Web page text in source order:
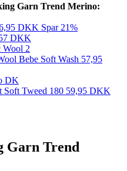
Garn Trend Merino:
DKK Spar 21%
DKK
Wool 2
Bebe Soft Wash 57,95
DK
Soft Tweed 180 59,95 DKK
Garn Trend